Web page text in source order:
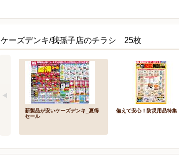
ケーズデンキ/我孫子店のチラシ 25枚
新製品が安いケーズデンキ_夏得
セール
備えて安心！防災用品特集